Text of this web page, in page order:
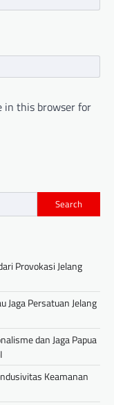
in this browser for
Search
Provokasi Jelang
Jaga Persatuan Jelang
dan Jaga Papua
Keamanan